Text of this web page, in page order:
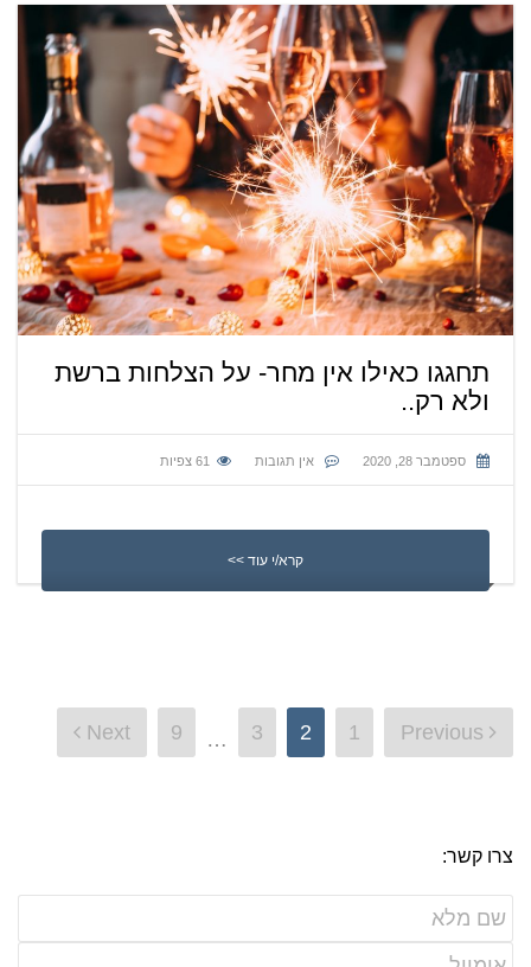
תחגגו כאילו אין מחר- על הצלחות ברשת
ולא רק..
ספטמבר 28, 2020 אין תגובות 61 צפיות
קרא/י עוד >>
ניווט 1
2
3
…
9
Next
צרו קשר: